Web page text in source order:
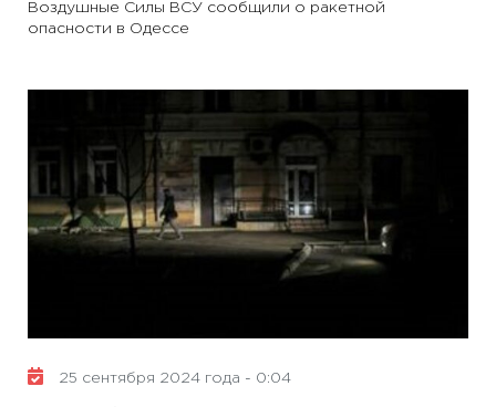
Воздушные Силы ВСУ сообщили о ракетной
опасности в Одессе
25 сентября 2024 года - 0:04